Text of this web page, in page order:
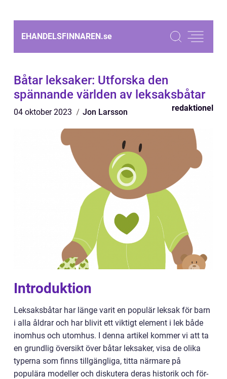
EHANDELSFINNAREN.se
Båtar leksaker: Utforska den
spännande världen av leksaksbåtar
04 oktober 2023 Jon Larsson redaktionel
Introduktion
Leksaksbåtar har länge varit en populär leksak för barn
i alla åldrar och har blivit ett viktigt element i lek både
inomhus och utomhus. I denna artikel kommer vi att ta
en grundlig översikt över båtar leksaker, visa de olika
typerna som finns tillgängliga, titta närmare på
populära modeller och diskutera deras historik och för-